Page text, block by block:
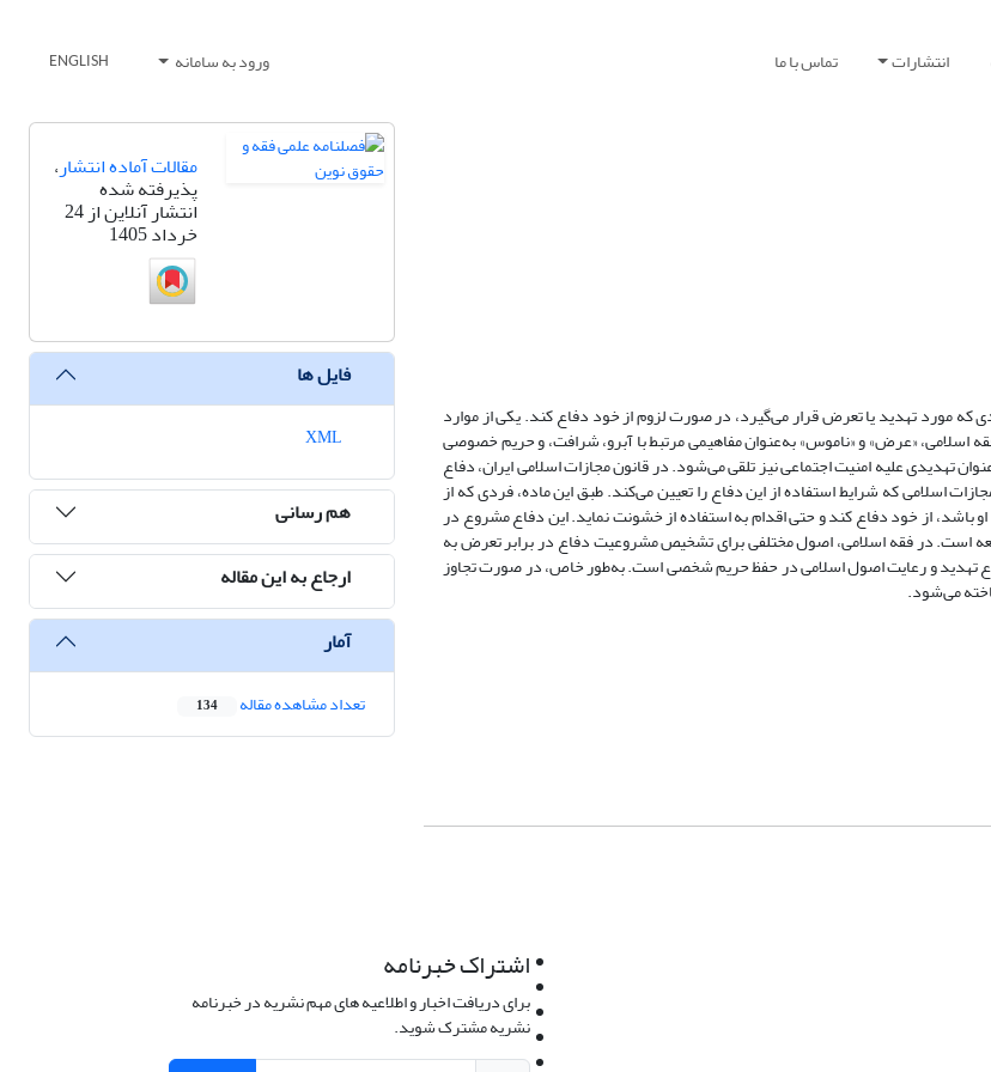
انتشارات تماس با ما ورود به سامانه ENGLISH
مورد تهدید یا تعرض قرار می‌گیرد، در صورت لزوم از خود دفاع کند. یکی از موارد
اسلامی، «عرض» و «ناموس» به‌عنوان مفاهیمی مرتبط با آبرو، شرافت، و حریم خصوصی
تهدیدی علیه امنیت اجتماعی نیز تلقی می‌شود.در قانون مجازات اسلامی ایران، دفاع
اسلامی که شرایط استفاده از این دفاع را تعیین می‌کند. طبق این ماده، فردی که از
از خود دفاع کند و حتی اقدام به استفاده از خشونت نماید. این دفاع مشروع در
است.در فقه اسلامی، اصول مختلفی برای تشخیص مشروعیت دفاع در برابر تعرض به
تهدید و رعایت اصول اسلامی در حفظ حریم شخصی است. به‌طور خاص، در صورت تجاوز
می‌شود.
مقالات آماده انتشار،
پذیرفته شده
انتشار آنلاین از 24
خرداد 1405
فایل ها
هم رسانی
ارجاع به این مقاله
آمار
تعداد مشاهده مقاله 134
اشتراک خبرنامه
برای دریافت اخبار و اطلاعیه های مهم نشریه در خبرنامه
نشریه مشترک شوید.